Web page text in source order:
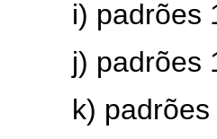
i) padrões
j) padrões
k) padrões